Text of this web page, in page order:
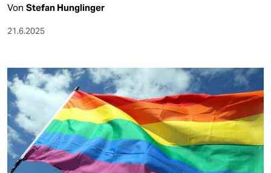
veranstaltungen
unterstützen
abo
genossenschaft
epaper login
Von Stefan Hunglinger
21.6.2025